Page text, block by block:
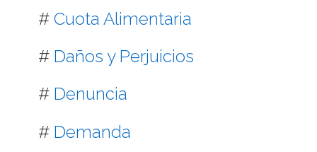
# Cuota Alimentaria
# Daños y Perjuicios
# Denuncia
# Demanda